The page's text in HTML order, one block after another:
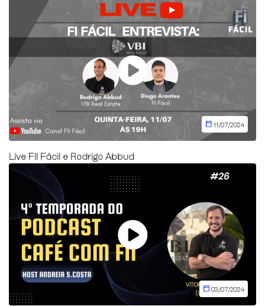
11/07/2024
Live FII Fácil e Rodrigo Abbud
03/07/2024